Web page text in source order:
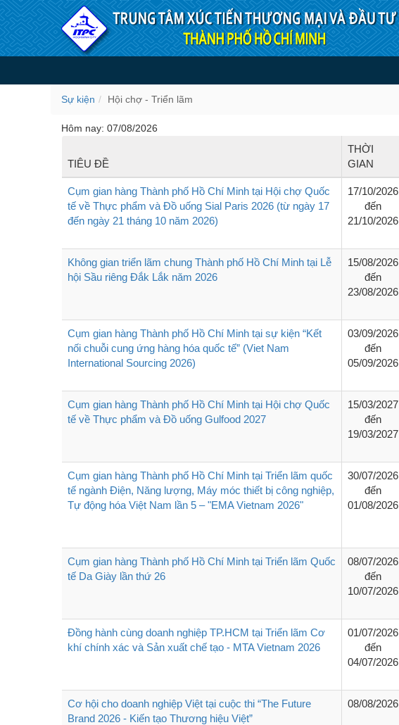
Truy cập nội dung luôn
Hội chợ - Triển lãm
Sự kiện Hội chợ - Triển lãm
Hôm nay: 07/08/2026
TIÊU ĐỀ
THỜI
GIAN
Cụm gian hàng Thành phố Hồ Chí Minh tại Hội chợ Quốc
tế về Thực phẩm và Đồ uống Sial Paris 2026 (từ ngày 17
đến ngày 21 tháng 10 năm 2026)
17/10/2026
đến
21/10/2026
Không gian triển lãm chung Thành phố Hồ Chí Minh tại Lễ
hội Sầu riêng Đắk Lắk năm 2026
15/08/2026
đến
23/08/2026
Cụm gian hàng Thành phố Hồ Chí Minh tại sự kiện “Kết
nối chuỗi cung ứng hàng hóa quốc tế” (Viet Nam
International Sourcing 2026)
03/09/2026
đến
05/09/2026
Cụm gian hàng Thành phố Hồ Chí Minh tại Hội chợ Quốc
tế về Thực phẩm và Đồ uống Gulfood 2027
15/03/2027
đến
19/03/2027
Cụm gian hàng Thành phố Hồ Chí Minh tại Triển lãm quốc
tế ngành Điện, Năng lượng, Máy móc thiết bị công nghiệp,
Tự động hóa Việt Nam lần 5 – "EMA Vietnam 2026"
30/07/2026
đến
01/08/2026
Cụm gian hàng Thành phố Hồ Chí Minh tại Triển lãm Quốc
tế Da Giày lần thứ 26
08/07/2026
đến
10/07/2026
Đồng hành cùng doanh nghiệp TP.HCM tại Triển lãm Cơ
khí chính xác và Sản xuất chế tạo - MTA Vietnam 2026
01/07/2026
đến
04/07/2026
Cơ hội cho doanh nghiệp Việt tại cuộc thi “The Future
Brand 2026 - Kiến tạo Thương hiệu Việt”
08/08/2026